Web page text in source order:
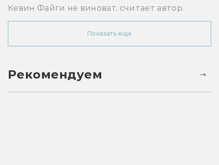
Кевин Файги не виноват, считает автор.
Показать ещё
Рекомендуем